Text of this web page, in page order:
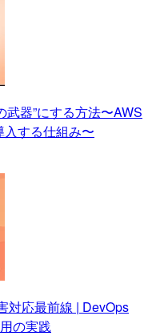
武器”にする方法〜AWS
する仕組み〜
対応最前線 | DevOps
の実践